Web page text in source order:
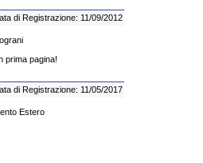
di Registrazione: 11/09/2012
prima pagina!
di Registrazione: 11/05/2017
Estero